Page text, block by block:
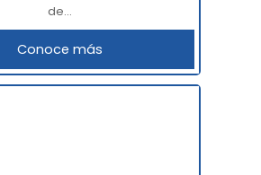
de...
Conoce más